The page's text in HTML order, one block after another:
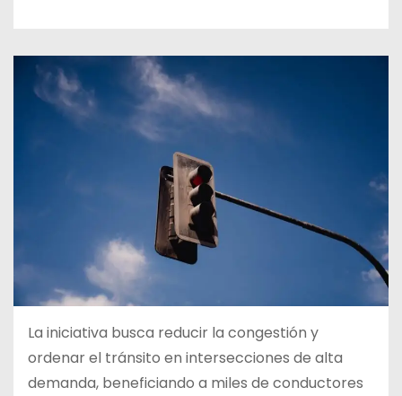
La iniciativa busca reducir la congestión y
ordenar el tránsito en intersecciones de alta
demanda, beneficiando a miles de conductores